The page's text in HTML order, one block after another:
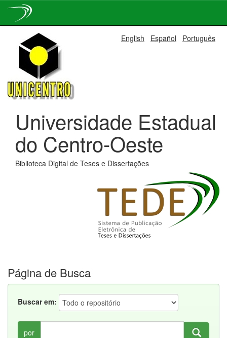
navigation
English Español Português
Universidade Estadual
do Centro-Oeste
Biblioteca Digital de Teses e Dissertações
Página de Busca
Buscar em:
por